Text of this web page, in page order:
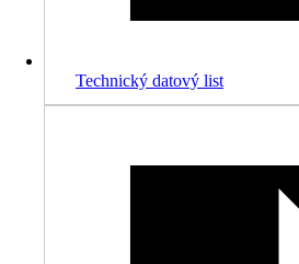
Technický datový list